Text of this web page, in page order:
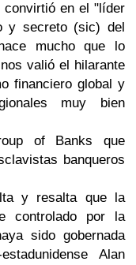
en el "líder
y secreto (sic) del
mucho que lo
valió el hilarante
financiero global y
muy bien
of Banks que
banqueros
y resalta que la
controlado por la
sido gobernada
Alan